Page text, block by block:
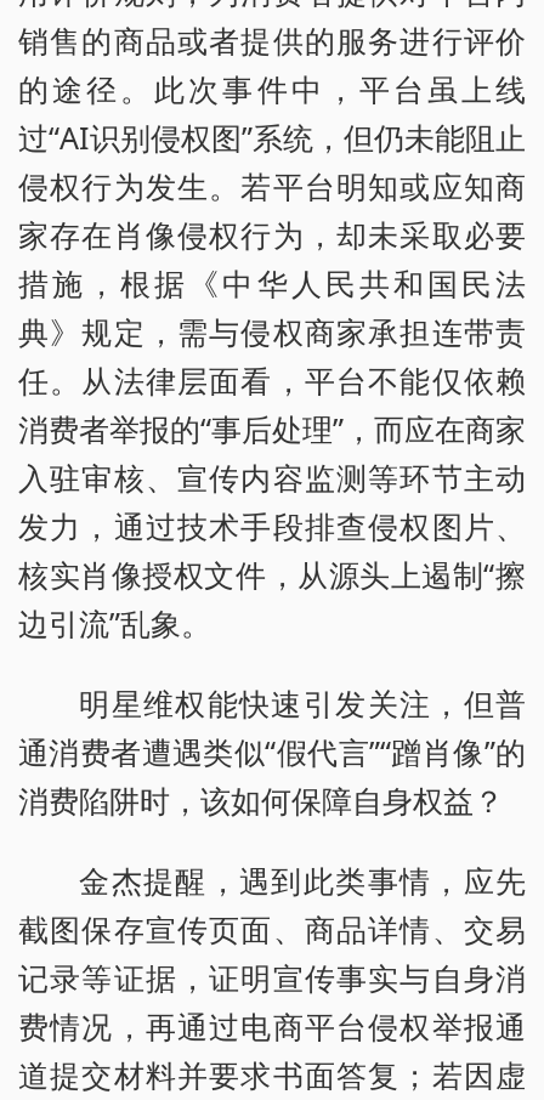
销售的商品或者提供的服务进行评价
的途径。此次事件中，平台虽上线
过“AI识别侵权图”系统，但仍未能阻止
侵权行为发生。若平台明知或应知商
家存在肖像侵权行为，却未采取必要
措施，根据《中华人民共和国民法
典》规定，需与侵权商家承担连带责
任。从法律层面看，平台不能仅依赖
消费者举报的“事后处理”，而应在商家
入驻审核、宣传内容监测等环节主动
发力，通过技术手段排查侵权图片、
核实肖像授权文件，从源头上遏制“擦
边引流”乱象。
明星维权能快速引发关注，但普
通消费者遭遇类似“假代言”“蹭肖像”的
消费陷阱时，该如何保障自身权益？
金杰提醒，遇到此类事情，应先
截图保存宣传页面、商品详情、交易
记录等证据，证明宣传事实与自身消
费情况，再通过电商平台侵权举报通
道提交材料并要求书面答复；若因虚